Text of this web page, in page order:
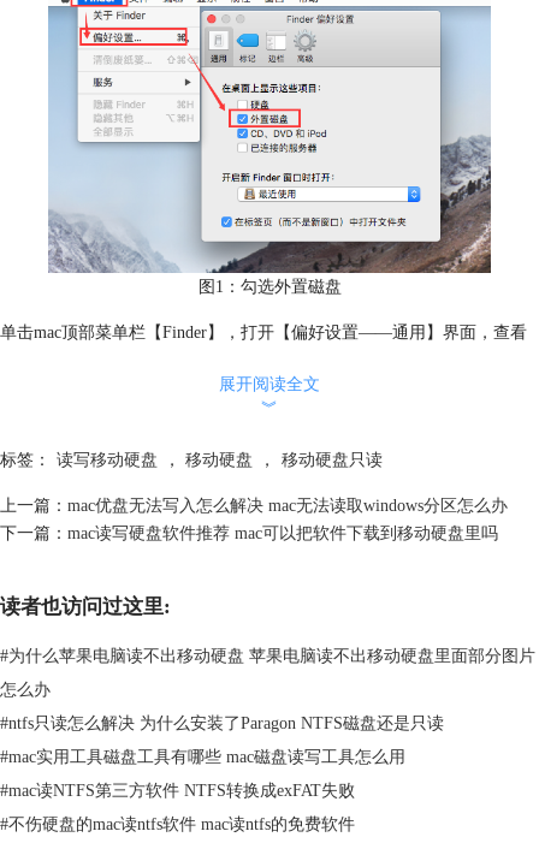
图1：勾选外置磁盘
单击mac顶部菜单栏【Finder】，打开【偏好设置——通用】界面，查看
如果连接的移动硬盘格式ntfs格式，那么它在mac将仅有只读权限，不能
正常读写的格式，如APFS、Mac OS扩展、fat32、exfat等格式。
图2：格式化
通过【其他工具——磁盘工具】打开磁盘工具，选中挂载卷列表内【外
展开阅读全文
︾
标签： 读写移动硬盘 ， 移动硬盘 ， 移动硬盘只读
上一篇： mac优盘无法写入怎么解决 mac无法读取windows分区怎么办
下一篇： mac读写硬盘软件推荐 mac可以把软件下载到移动硬盘里吗
读者也访问过这里:
#为什么苹果电脑读不出移动硬盘 苹果电脑读不出移动硬盘里面部分图片
怎么办
#ntfs只读怎么解决 为什么安装了Paragon NTFS磁盘还是只读
#mac实用工具磁盘工具有哪些 mac磁盘读写工具怎么用
#mac读NTFS第三方软件 NTFS转换成exFAT失败
#不伤硬盘的mac读ntfs软件 mac读ntfs的免费软件